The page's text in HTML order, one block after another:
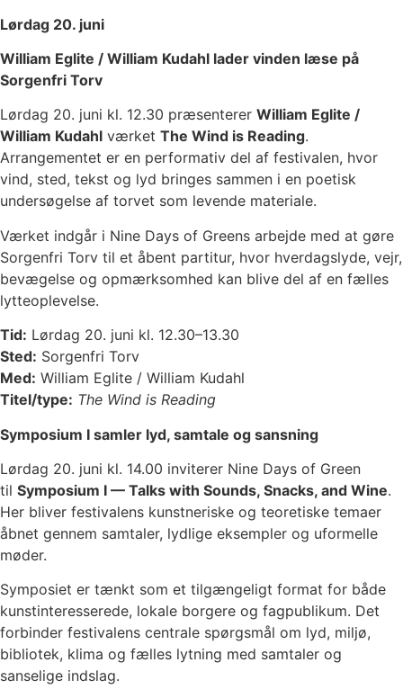
Lørdag 20. juni
William Eglite / William Kudahl lader vinden læse på
Sorgenfri Torv
Lørdag 20. juni kl. 12.30 præsenterer William Eglite /
William Kudahl værket The Wind is Reading.
Arrangementet er en performativ del af festivalen, hvor
vind, sted, tekst og lyd bringes sammen i en poetisk
undersøgelse af torvet som levende materiale.
Værket indgår i Nine Days of Greens arbejde med at gøre
Sorgenfri Torv til et åbent partitur, hvor hverdagslyde, vejr,
bevægelse og opmærksomhed kan blive del af en fælles
lytteoplevelse.
Tid: Lørdag 20. juni kl. 12.30–13.30
Sted: Sorgenfri Torv
Med: William Eglite / William Kudahl
Titel/type: The Wind is Reading
Symposium I samler lyd, samtale og sansning
Lørdag 20. juni kl. 14.00 inviterer Nine Days of Green
til Symposium I — Talks with Sounds, Snacks, and Wine.
Her bliver festivalens kunstneriske og teoretiske temaer
åbnet gennem samtaler, lydlige eksempler og uformelle
møder.
Symposiet er tænkt som et tilgængeligt format for både
kunstinteresserede, lokale borgere og fagpublikum. Det
forbinder festivalens centrale spørgsmål om lyd, miljø,
bibliotek, klima og fælles lytning med samtaler og
sanselige indslag.